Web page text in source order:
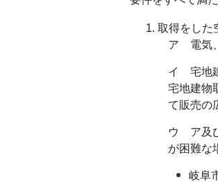
取得をした
ア 電気
イ 宅地
宅地建物
て販売の
ウ ア及
が困難な
岐阜